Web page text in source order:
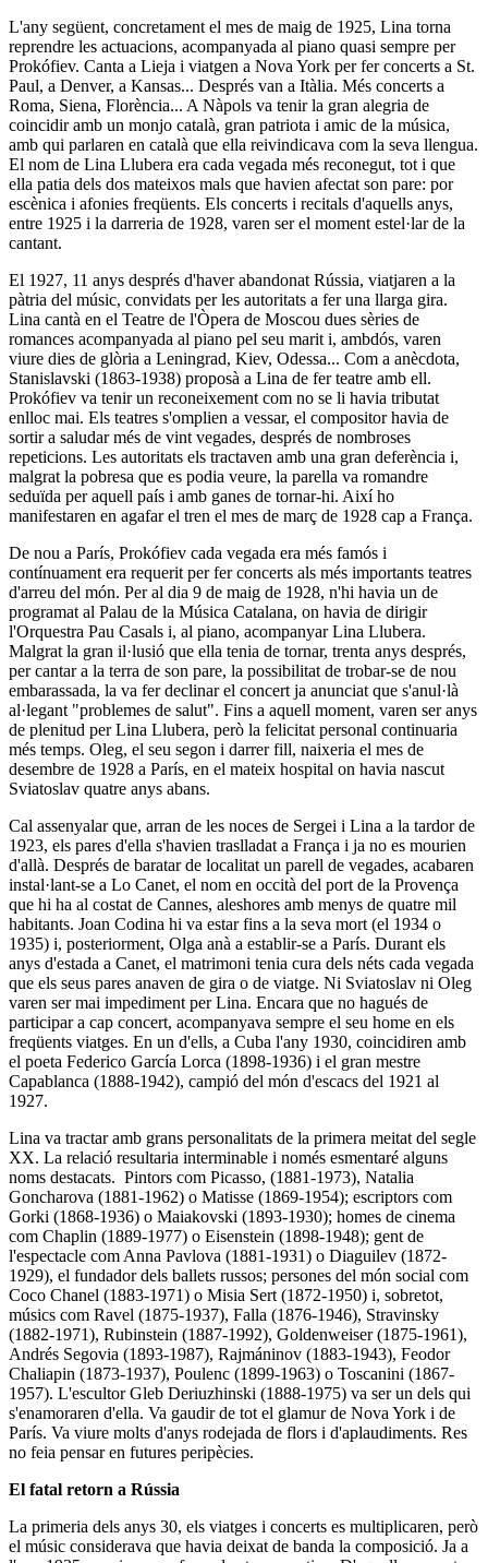
L'any següent, concretament el mes de maig de 1925, Lina torna
reprendre les actuacions, acompanyada al piano quasi sempre per
Prokófiev. Canta a Lieja i viatgen a Nova York per fer concerts a St.
Paul, a Denver, a Kansas... Després van a Itàlia. Més concerts a
Roma, Siena, Florència... A Nàpols va tenir la gran alegria de
coincidir amb un monjo català, gran patriota i amic de la música,
amb qui parlaren en català que ella reivindicava com la seva llengua.
El nom de Lina Llubera era cada vegada més reconegut, tot i que
ella patia dels dos mateixos mals que havien afectat son pare: por
escènica i afonies freqüents. Els concerts i recitals d'aquells anys,
entre 1925 i la darreria de 1928, varen ser el moment estel·lar de la
cantant.
El 1927, 11 anys després d'haver abandonat Rússia, viatjaren a la
pàtria del músic, convidats per les autoritats a fer una llarga gira.
Lina cantà en el Teatre de l'Òpera de Moscou dues sèries de
romances acompanyada al piano pel seu marit i, ambdós, varen
viure dies de glòria a Leningrad, Kiev, Odessa... Com a anècdota,
Stanislavski (1863-1938) proposà a Lina de fer teatre amb ell.
Prokófiev va tenir un reconeixement com no se li havia tributat
enlloc mai. Els teatres s'omplien a vessar, el compositor havia de
sortir a saludar més de vint vegades, després de nombroses
repeticions. Les autoritats els tractaven amb una gran deferència i,
malgrat la pobresa que es podia veure, la parella va romandre
seduïda per aquell país i amb ganes de tornar-hi. Així ho
manifestaren en agafar el tren el mes de març de 1928 cap a França.
De nou a París, Prokófiev cada vegada era més famós i
contínuament era requerit per fer concerts als més importants teatres
d'arreu del món. Per al dia 9 de maig de 1928, n'hi havia un de
programat al Palau de la Música Catalana, on havia de dirigir
l'Orquestra Pau Casals i, al piano, acompanyarLina Llubera.
Malgrat la gran il·lusió que ella tenia de tornar, trenta anys després,
per cantar a la terra de son pare, la possibilitat de trobar-se de nou
embarassada, la va fer declinar el concert ja anunciat que s'anul·là
al·legant "problemes de salut". Fins a aquell moment, varen ser anys
de plenitud perLina Llubera, però la felicitat personal continuaria
més temps. Oleg, el seu segon i darrer fill, naixeria el mes de
desembre de 1928 a París, en el mateix hospital on havia nascut
Sviatoslav quatre anys abans.
Cal assenyalar que, arran de les noces de Sergei i Lina a la tardor de
1923, els pares d'ella s'havien traslladat a França i ja no es mourien
d'allà. Després de baratar de localitat un parell de vegades, acabaren
instal·lant-se a Lo Canet, el nom en occità del port de la Provença
que hi ha al costat de Cannes, aleshores amb menys de quatre mil
habitants. Joan Codina hi va estar fins a la seva mort (el 1934 o
1935) i, posteriorment, Olga anà a establir-se a París. Durant els
anys d'estada a Canet, el matrimoni tenia cura dels néts cada vegada
que els seus pares anaven de gira o de viatge. Ni Sviatoslav ni Oleg
varen ser mai impediment perLina. Encara que no hagués de
participar a cap concert, acompanyava sempre el seu home en els
freqüents viatges. En un d'ells, a Cuba l'any 1930, coincidiren amb
el poeta Federico García Lorca (1898-1936) i el gran mestre
Capablanca (1888-1942), campió del món d'escacs del 1921 al
1927.
Lina va tractar amb grans personalitats de la primera meitat del segle
XX. La relació resultaria interminable i només esmentaré alguns
noms destacats. Pintors com Picasso, (1881-1973), Natalia
Goncharova (1881-1962) o Matisse (1869-1954); escriptors com
Gorki (1868-1936) o Maiakovski (1893-1930); homes de cinema
com Chaplin (1889-1977) o Eisenstein (1898-1948); gent de
l'espectacle com Anna Pavlova (1881-1931) o Diaguilev (1872-
1929), el fundador dels ballets russos; persones del món social com
Coco Chanel (1883-1971) o Misia Sert (1872-1950) i, sobretot,
músics com Ravel (1875-1937), Falla (1876-1946), Stravinsky
(1882-1971), Rubinstein (1887-1992), Goldenweiser(1875-1961),
Andrés Segovia (1893-1987), Rajmáninov (1883-1943), Feodor
Chaliapin (1873-1937), Poulenc (1899-1963) o Toscanini (1867-
1957). L'escultorGleb Deriuzhinski (1888-1975) va ser un dels qui
s'enamoraren d'ella. Va gaudir de tot el glamur de Nova York i de
París. Va viure molts d'anys rodejada de flors i d'aplaudiments. Res
no feia pensar en futures peripècies.
El fatal retorn a Rússia
La primeria dels anys 30, els viatges i concerts es multiplicaren, però
el músic considerava que havia deixat de banda la composició. Ja a